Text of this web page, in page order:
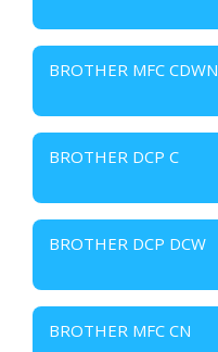
BROTHER MFC CDWN
BROTHER DCP C
BROTHER DCP DCW
BROTHER MFC CN